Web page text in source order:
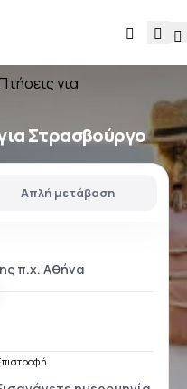
για
Στρασβούργο
Απλή μετάβαση